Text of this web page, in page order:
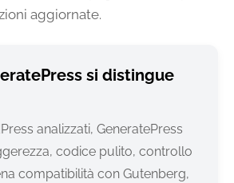
aggiornate.
si distingue
analizzati, GeneratePress
codice pulito, controllo
compatibilità con Gutenberg,